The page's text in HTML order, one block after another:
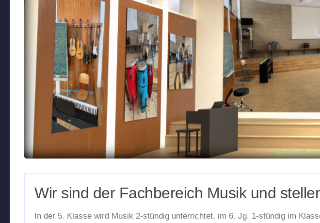
Wir sind der Fachbereich Musik und
In der 5. Klasse wird Musik 2-stündig unterrichtet, im 6. Jg. 1-stündig im